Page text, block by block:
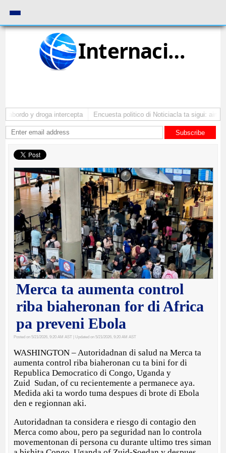
Internacional
abordo y droga intercepta Encuesta politico di Noticiacla ta sigui: ainda
Subscribe
Merca ta aumenta control
riba biaheronan for di Africa
pa preveni Ebola
Posted on 5/21/2026, 9:20 AM AST | Updated on 5/21/2026, 9:20 AM AST
WASHINGTON – Autoridadnan di salud na Merca ta
aumenta control riba biaheronan cu ta bini for di
Republica Democratico di Congo, Uganda y
Zuid Sudan, of cu recientemente a permanece aya.
Medida aki ta wordo tuma despues di brote di Ebola
den e regionnan aki.
Autoridadnan ta considera e riesgo di contagio den
Merca como abou, pero pa seguridad nan lo controla
movementonan di persona cu durante ultimo tres siman